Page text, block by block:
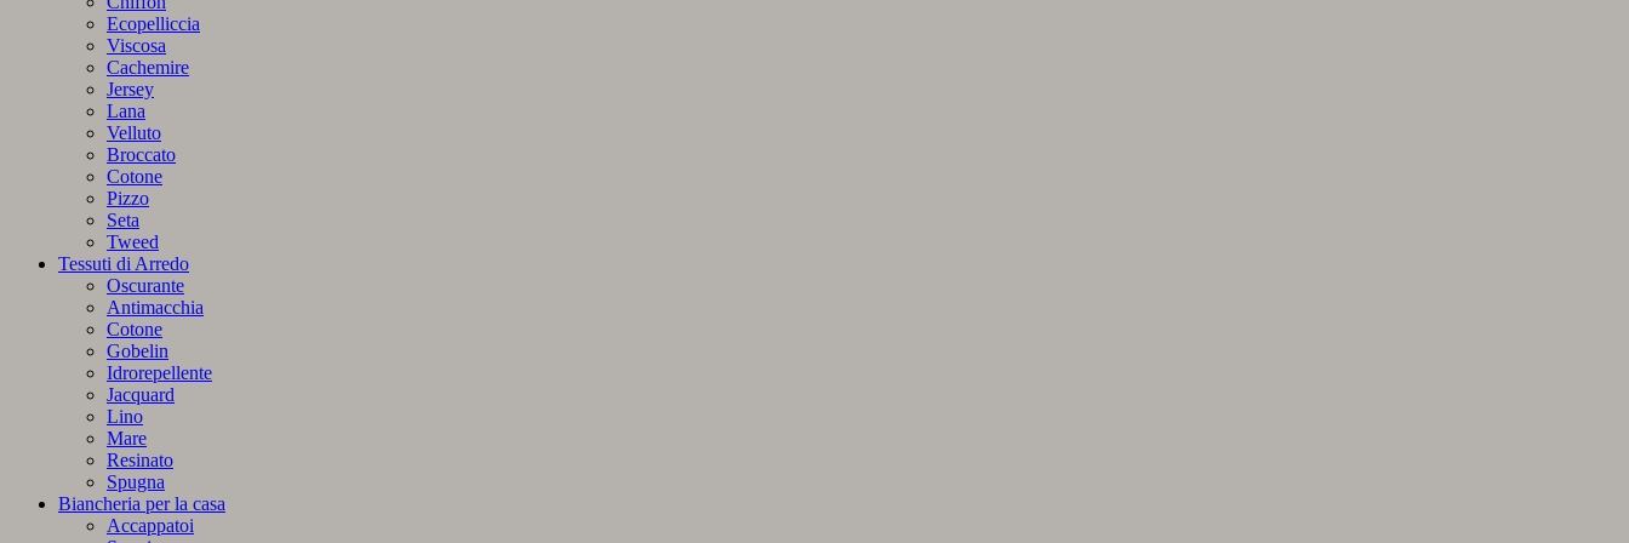
Ecopelliccia
Viscosa
Cachemire
Jersey
Lana
Velluto
Broccato
Cotone
Pizzo
Seta
Tweed
Tessuti di Arredo
Oscurante
Antimacchia
Cotone
Gobelin
Idrorepellente
Jacquard
Lino
Mare
Resinato
Spugna
Biancheria per la casa
Accappatoi